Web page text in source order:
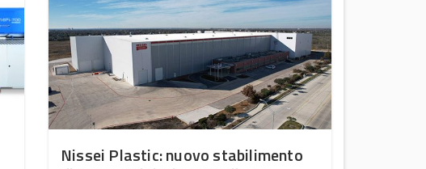
Nissei Plastic: nuovo stabilimento